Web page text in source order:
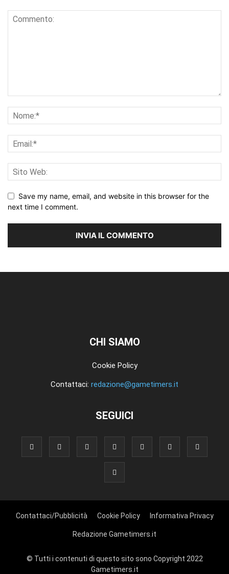
Save my name, email, and website in this browser for the
next time I comment.
CHI SIAMO
Cookie Policy
Contattaci: redazione@gametimers.it
SEGUICI
Contattaci/Pubblicità Cookie Policy Informativa Privacy
Redazione Gametimers.it
© Tutti i contenuti di questo sito sono Copyright 2022
Gametimers.it